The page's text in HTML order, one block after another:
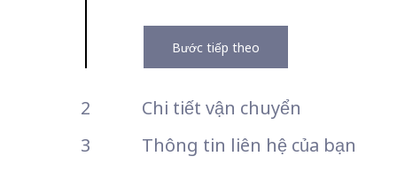
của
Bước tiếp theo
Chi tiết vận chuyển
Thông tin liên hệ của bạn